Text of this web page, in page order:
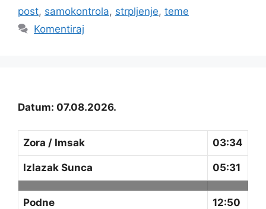
post, samokontrola, strpljenje, teme
Komentiraj
Datum: 07.08.2026.
Zora / Imsak 03:34
Izlazak Sunca 05:31
Podne 12:50